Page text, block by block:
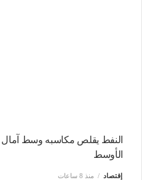
النفط يقلص مكاسبه وسط آمال
الأوسط
إقتصاد منذ 8 ساعات